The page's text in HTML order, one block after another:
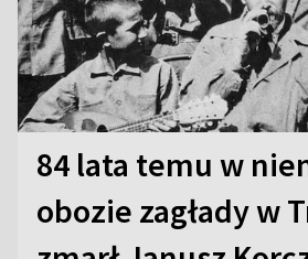
84 lata temu w
obozie zagłady w